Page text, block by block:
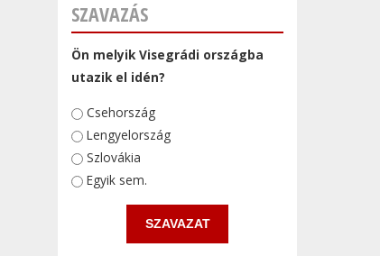
SZAVAZÁS
Ön melyik Visegrádi országba
utazik el idén?
Választások
Csehország
Lengyelország
Szlovákia
Egyik sem.